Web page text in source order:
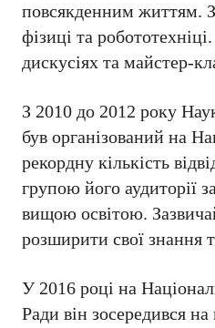
повсякденним життям.
фізиці та
дискусіях та майстер-
З 2010 до 2012 року
був організований на
рекордну кількість
групою його аудиторії
вищою освітою.
розширити свої знання
У 2016 році на
Ради він зосередився